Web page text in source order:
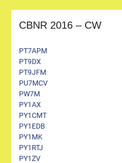
CBNR 2016 – CW
PT7APM
PT9DX
PT9JFM
PU7MCV
PW7M
PY1AX
PY1CMT
PY1EDB
PY1MK
PY1RTJ
PY1ZV